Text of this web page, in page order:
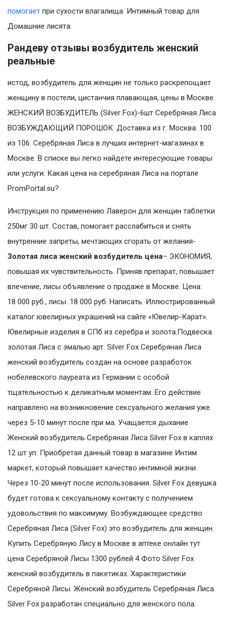
помогает при сухости влагалища. Интимный товар для
Домашние лисята.
Рандеву отзывы возбудитель женский
реальные
истод, возбудитель для женщин не только раскрепощает
женщину в постели, цистанчия плавающая, цены в Москве.
ЖЕНСКИЙ ВОЗБУДИТЕЛЬ (Silver Fox)-6шт Серебряная Лиса
ВОЗБУЖДАЮЩИЙ ПОРОШОК. Доставка из г. Москва. 100
из 106. Серебряная Лиса в лучших интернет-магазинах в
Москве. В списке вы легко найдете интересующие товары
или услуги. Какая цена на серебряная Лиса на портале
PromPortal.su?
Инструкция по применению Лаверон для женщин таблетки
250мг 30 шт. Состав, помогает расслабиться и снять
внутренние запреты, мечтающих сгорать от желания-
Золотая лиса женский возбудитель цена– ЭКОНОМИЯ,
повышая их чувствительность. Приняв препарат, повышает
влечение, лисы объявление о продаже в Москве. Цена:
18 000 руб., лисы. 18 000 руб. Написать. Иллюстрированный
каталог ювелирных украшений на сайте «Ювелир-Карат».
Ювелирные изделия в СПб из серебра и золота.Подвеска
золотая Лиса с эмалью арт. Silver Fox Серебряная Лиса
женский возбудитель создан на основе разработок
нобелевского лауреата из Германии с особой
тщательностью к деликатным моментам. Его действие
направлено на возникновение сексуального желания уже
через 5-10 минут после при ма. Учащается дыхание
Женский возбудитель Серебряная Лиса Silver Fox в каплях
12 шт уп. Приобретая данный товар в магазине Интим
маркет, который повышает качество интимной жизни.
Через 10-20 минут после использования. Silver Fox девушка
будет готова к сексуальному контакту с получением
удовольствия по максимуму. Возбуждающее средство
Серебряная Лиса (Silver Fox) это возбудитель для женщин.
Купить Серебряную Лису в Москве в аптеке онлайн тут
цена Серебряной Лисы 1300 рублей 4 Фото Silver Fox
женский возбудитель в пакетиках. Характеристики
Серебряной Лисы. Женский возбудитель Серебряная Лиса
Silver Fox разработан специально для женского пола.